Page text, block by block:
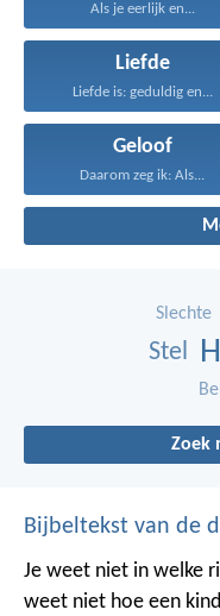
Als je eerlijk en...
Liefde
Liefde is: geduldig en...
Geloof
Daarom zeg ik: Als...
Slechte
Stel
Zoek
Bijbeltekst van de
Je weet niet in welke
weet niet hoe een